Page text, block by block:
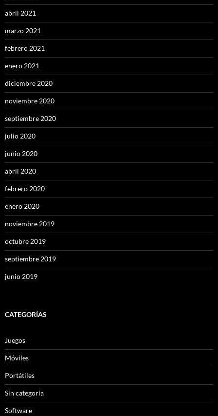
abril 2021
marzo 2021
febrero 2021
enero 2021
diciembre 2020
noviembre 2020
septiembre 2020
julio 2020
junio 2020
abril 2020
febrero 2020
enero 2020
noviembre 2019
octubre 2019
septiembre 2019
junio 2019
CATEGORÍAS
Juegos
Móviles
Portátiles
Sin categoría
Software